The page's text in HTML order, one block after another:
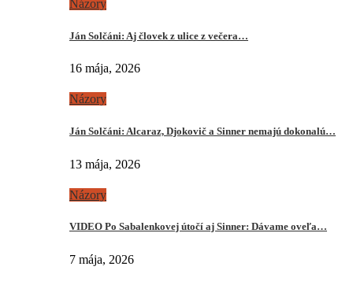
Názory
Ján Solčáni: Aj človek z ulice z večera…
16 mája, 2026
Názory
Ján Solčáni: Alcaraz, Djokovič a Sinner nemajú dokonalú…
13 mája, 2026
Názory
VIDEO Po Sabalenkovej útočí aj Sinner: Dávame oveľa…
7 mája, 2026